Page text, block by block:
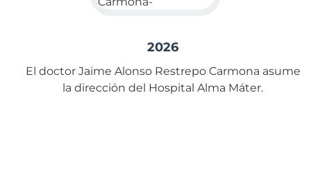
2026
El doctor Jaime Alonso Restrepo Carmona asume
la dirección del Hospital Alma Máter.